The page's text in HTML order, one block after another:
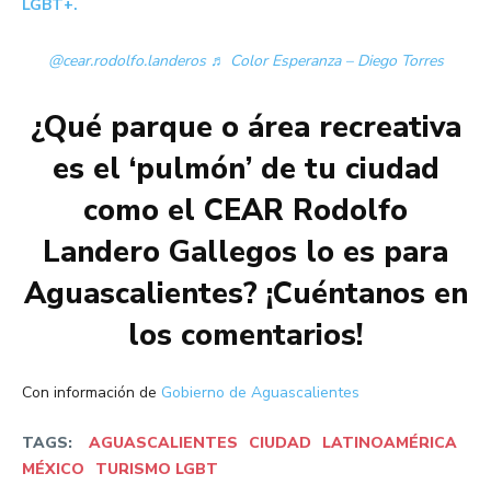
LGBT+.
@cear.rodolfo.landeros ♬ Color Esperanza – Diego Torres
¿Qué parque o área recreativa
es el ‘pulmón’ de tu ciudad
como el CEAR Rodolfo
Landero Gallegos lo es para
Aguascalientes? ¡Cuéntanos en
los comentarios!
Con información de Gobierno de Aguascalientes
TAGS: AGUASCALIENTES CIUDAD
LATINOAMÉRICA
MÉXICO
TURISMO LGBT